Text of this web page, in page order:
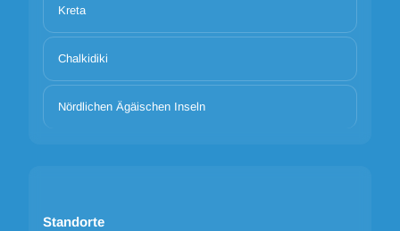
Kreta
Chalkidiki
Nördlichen Ägäischen Inseln
Standorte